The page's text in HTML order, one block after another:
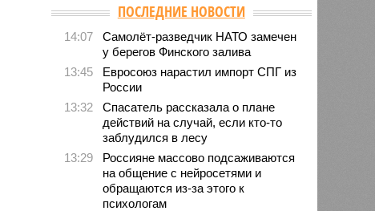
ПОСЛЕДНИЕ НОВОСТИ
14:07
Самолёт-разведчик НАТО замечен
у берегов Финского залива
13:45
Евросоюз нарастил импорт СПГ из
России
13:32
Спасатель рассказала о плане
действий на случай, если кто-то
заблудился в лесу
13:29
Россияне массово подсаживаются
на общение с нейросетями и
обращаются из-за этого к
психологам